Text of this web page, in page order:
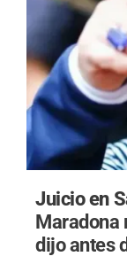
Juicio en
Maradona
dijo antes